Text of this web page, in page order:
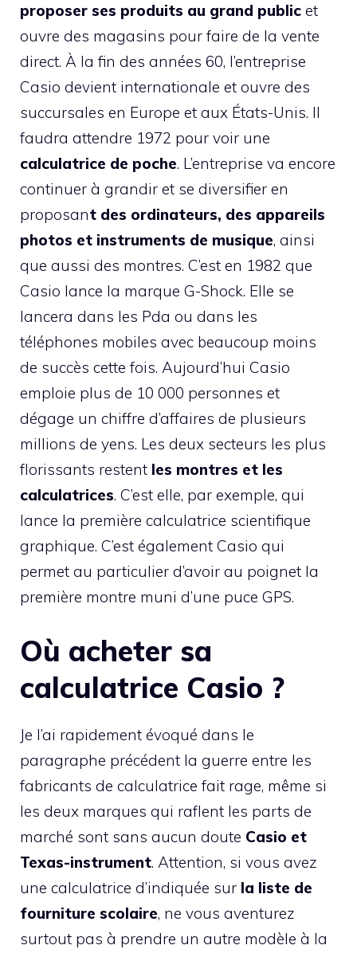
proposer ses produits au grand public et
ouvre des magasins pour faire de la vente
direct. À la fin des années 60, l’entreprise
Casio devient internationale et ouvre des
succursales en Europe et aux États-Unis. Il
faudra attendre 1972 pour voir une
calculatrice de poche. L’entreprise va encore
continuer à grandir et se diversifier en
proposant des ordinateurs, des appareils
photos et instruments de musique, ainsi
que aussi des montres. C’est en 1982 que
Casio lance la marque G-Shock. Elle se
lancera dans les Pda ou dans les
téléphones mobiles avec beaucoup moins
de succès cette fois. Aujourd’hui Casio
emploie plus de 10 000 personnes et
dégage un chiffre d’affaires de plusieurs
millions de yens. Les deux secteurs les plus
florissants restent les montres et les
calculatrices. C’est elle, par exemple, qui
lance la première calculatrice scientifique
graphique. C’est également Casio qui
permet au particulier d’avoir au poignet la
première montre muni d’une puce GPS.
Où acheter sa
calculatrice Casio ?
Je l’ai rapidement évoqué dans le
paragraphe précédent la guerre entre les
fabricants de calculatrice fait rage, même si
les deux marques qui raflent les parts de
marché sont sans aucun doute Casio et
Texas-instrument. Attention, si vous avez
une calculatrice d’indiquée sur la liste de
fourniture scolaire, ne vous aventurez
surtout pas à prendre un autre modèle à la